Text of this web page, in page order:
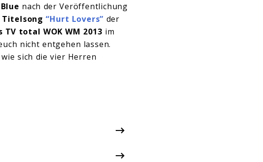
Blue nach der Veröffentlichung
Titelsong“Hurt Lovers” der
TV total WOK WM 2013 im
nicht entgehen lassen.
sich die vier Herren